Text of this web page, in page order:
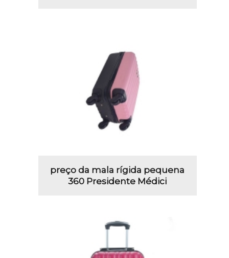
preço da mala rígida pequena
360 Presidente Médici